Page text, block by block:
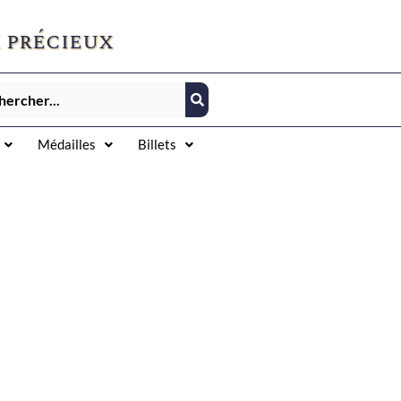
précieux
Médailles Billets